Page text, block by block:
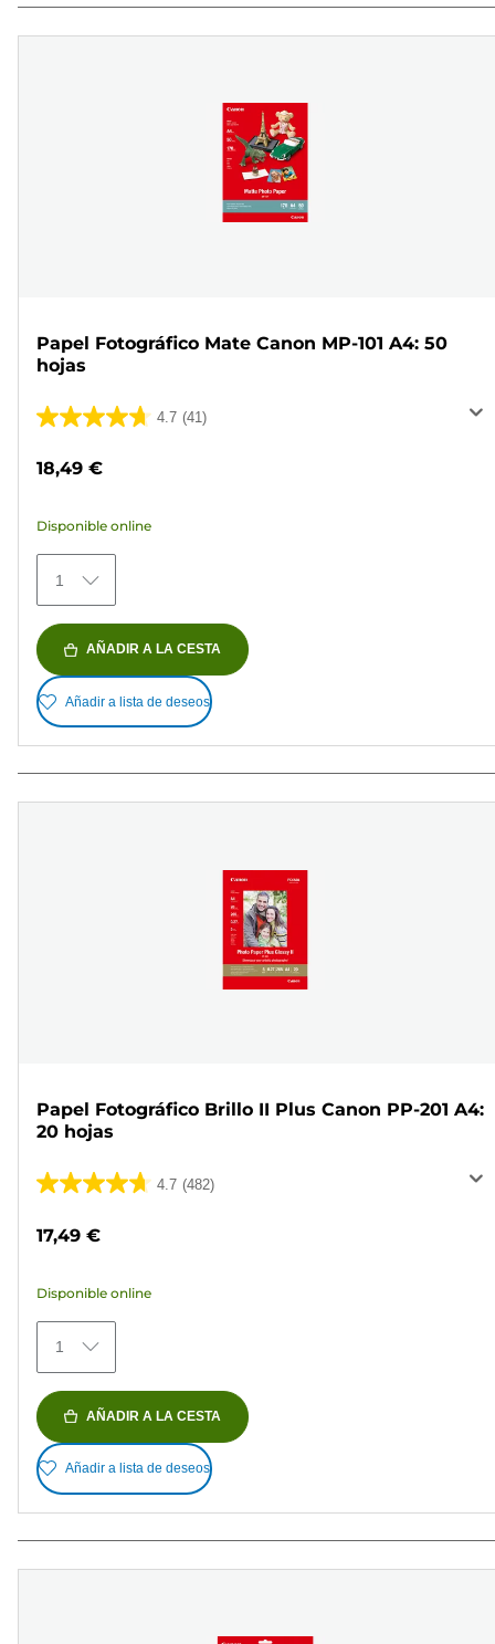
Papel Fotográfico Mate Canon MP-101 A4: 50
hojas
4.7 (41)
4.7
41
reseñas
18,49 €
Disponible online
1
AÑADIR A LA CESTA
Añadir a lista de deseos
Papel Fotográfico Brillo II Plus Canon PP-201 A4:
20 hojas
4.7 (482)
4.7
5
482
reseñas
17,49 €
Disponible online
1
AÑADIR A LA CESTA
Añadir a lista de deseos